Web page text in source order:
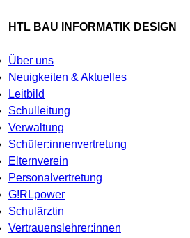
HTL BAU INFORMATIK DESIGN
Über uns
Neuigkeiten & Aktuelles
Leitbild
Schulleitung
Verwaltung
Schüler:innenvertretung
Elternverein
Personalvertretung
G!RLpower
Schulärztin
Vertrauenslehrer:innen